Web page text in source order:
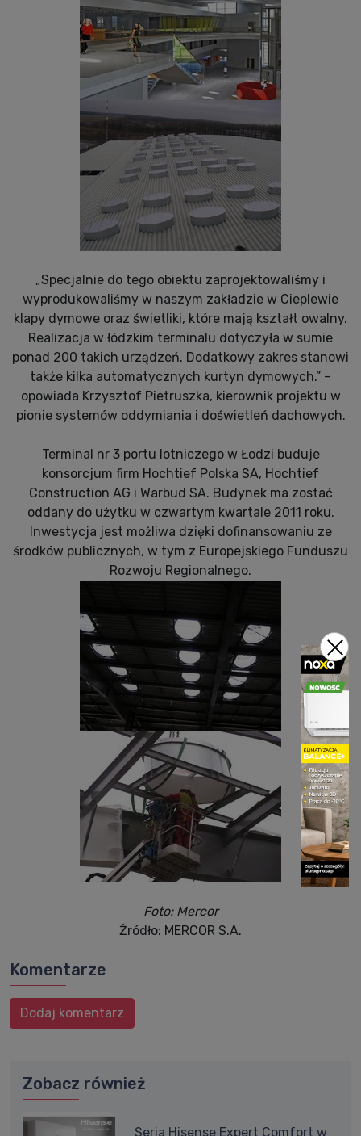
„Specjalnie do tego obiektu zaprojektowaliśmy i
wyprodukowaliśmy w naszym zakładzie w Cieplewie
klapy dymowe oraz świetliki, które mają kształt owalny.
Realizacja w łódzkim terminalu dotyczyła w sumie
ponad 200 takich urządzeń. Dodatkowy zakres stanowi
także kilka automatycznych kurtyn dymowych.” –
opowiada Krzysztof Pietruszka, kierownik projektu w
pionie systemów oddymiania i doświetleń dachowych.
Terminal nr 3 portu lotniczego w Łodzi buduje
konsorcjum firm Hochtief Polska SA, Hochtief
Construction AG i Warbud SA. Budynek ma zostać
oddany do użytku w czwartym kwartale 2011 roku.
Inwestycja jest możliwa dzięki dofinansowaniu ze
środków publicznych, w tym z Europejskiego Funduszu
Rozwoju Regionalnego.
Foto: Mercor
Źródło: MERCOR S.A.
Komentarze
Dodaj komentarz
Zobacz również
Seria Hisense Expert Comfort w